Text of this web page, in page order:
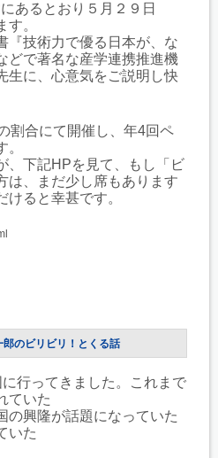
あるとおり５月２９日
す。
『技術力で優る日本が、な
どで著名な産学連携推進機
生に、心意気をご説明し快
割合にて開催し、年4回ペ
、下記HPを見て、もし「ビ
は、
まだ少し席もあります
ると幸甚です。
のビリビリ！とくる話
行ってきました。これまで
ていた
の興隆が話題になっていた
いた